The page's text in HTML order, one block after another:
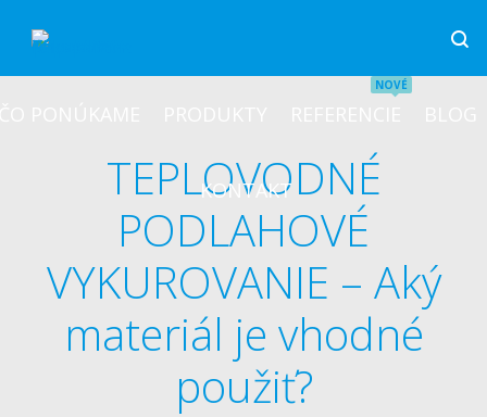
KONTAKT
TEPLOVODNÉ
PODLAHOVÉ
VYKUROVANIE – Aký
materiál je vhodné
použiť?